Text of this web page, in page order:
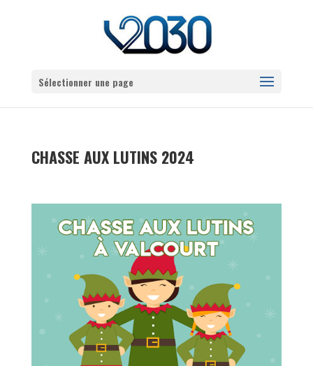
Sélectionner une page
CHASSE AUX LUTINS 2024